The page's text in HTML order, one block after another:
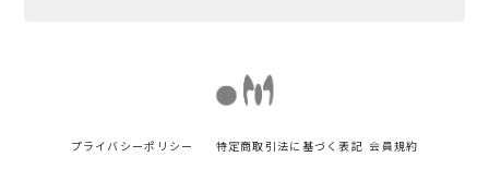
プライバシーポリシー 特定商取引法に基づく表記 会員規約